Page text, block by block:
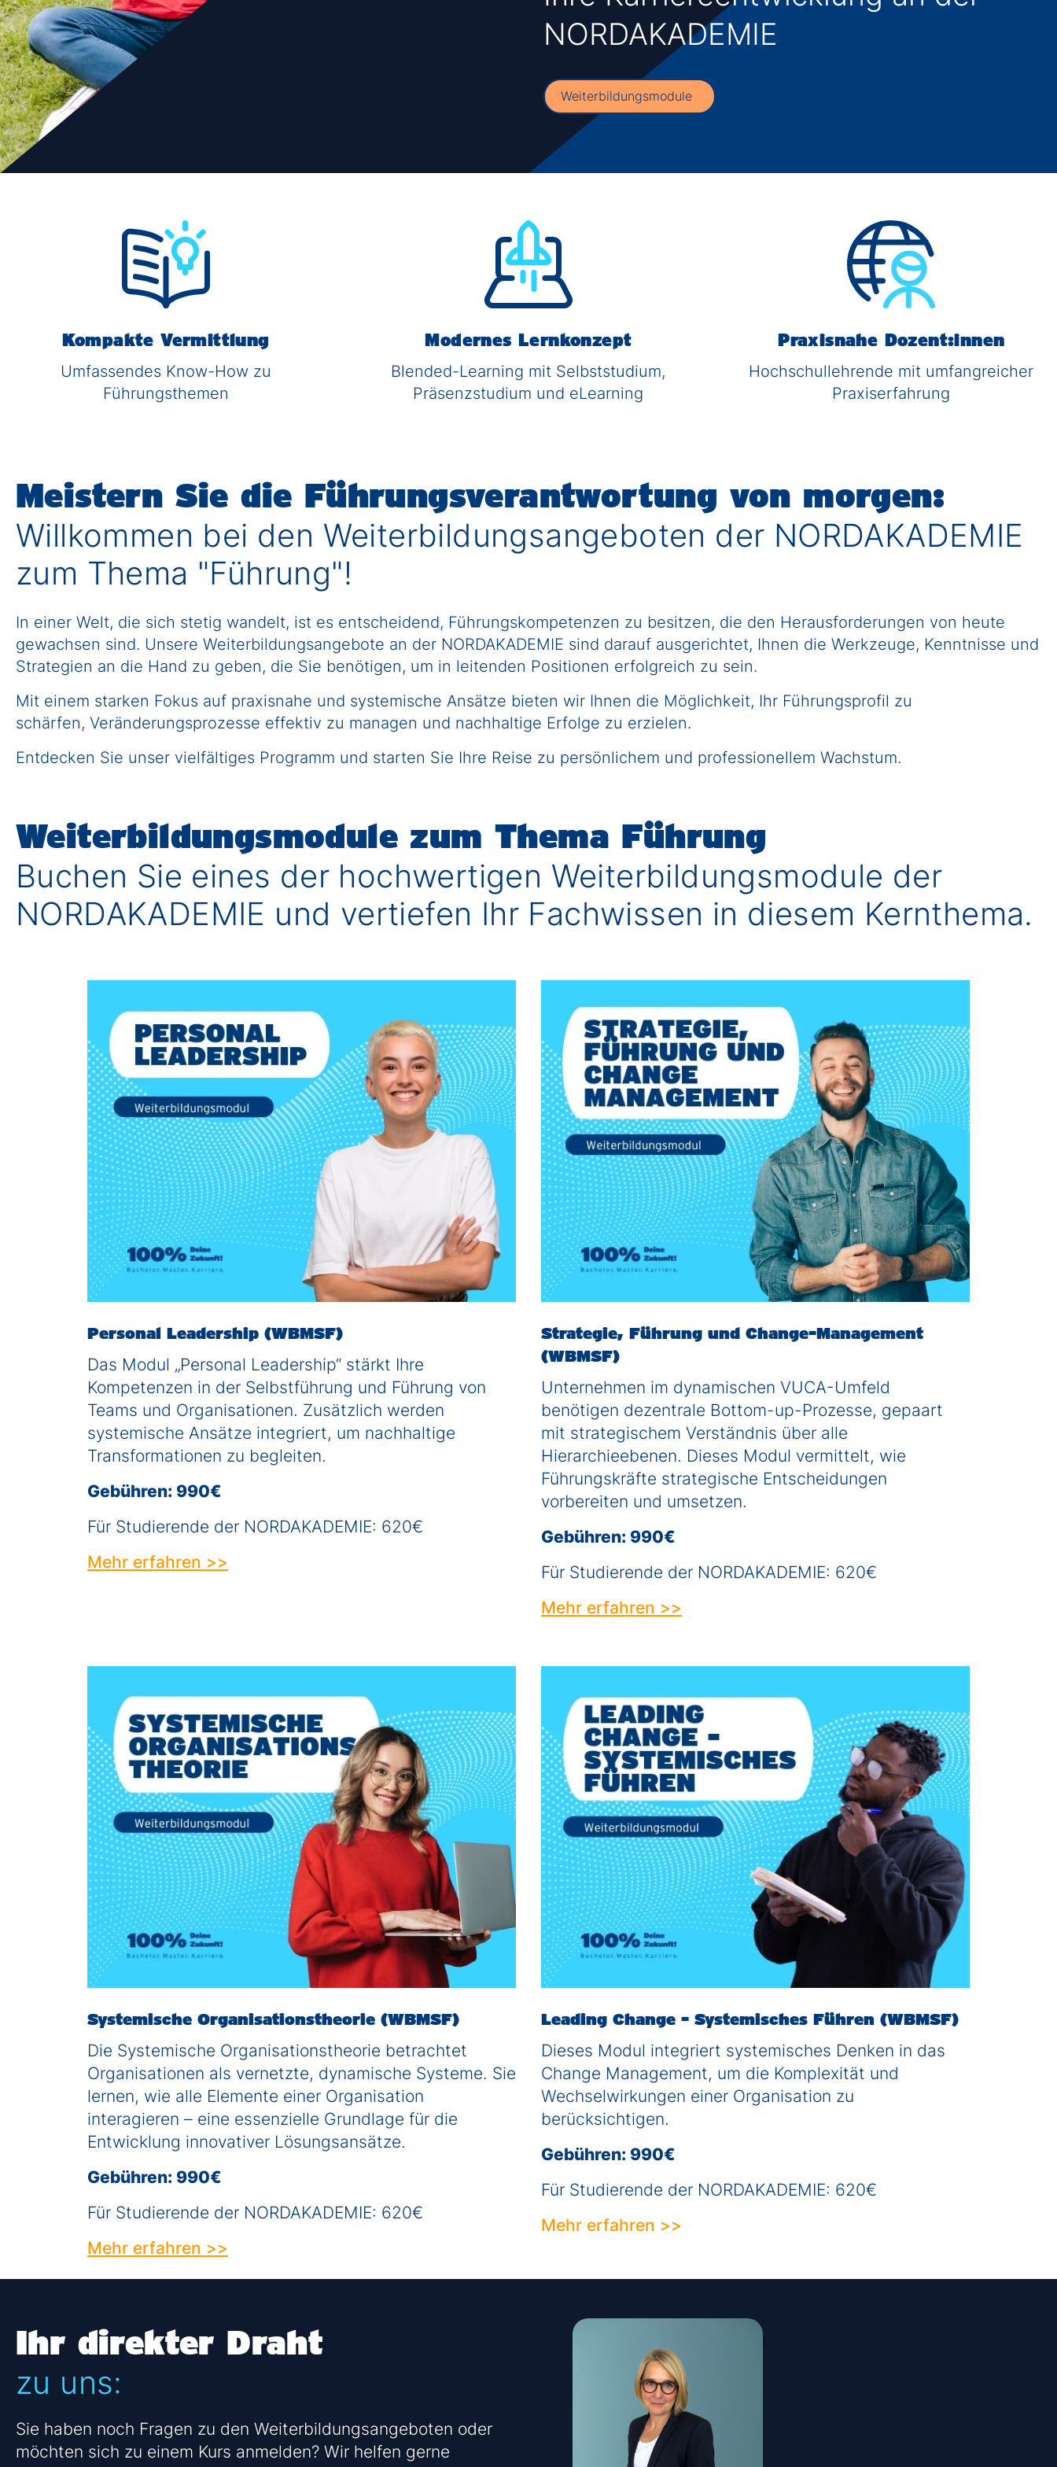
FAQs
Freie Studienplätze 2026
Freie Studienplätze 2027
Bewerbungprozess duales Studium
Master of Business Administration (MBA)
Ingenieurwissenschaften
Wirtschaftswissenschaften
NORDAKADEMIE
Weiterbildungsmodule
Kompakte Vermittlung
Umfassendes Know-How zu
Führungsthemen
Modernes Lernkonzept
Blended-Learning mit Selbststudium,
Präsenzstudium und eLearning
Praxisnahe Dozent:innen
Hochschullehrende mit umfangreicher
Praxiserfahrung
Meistern Sie die Führungsverantwortung von morgen:
Willkommen bei den Weiterbildungsangeboten der NORDAKADEMIE
zum Thema "Führung"!
In einer Welt, die sich stetig wandelt, ist es entscheidend, Führungskompetenzen zu besitzen, die den Herausforderungen von heute
gewachsen sind. Unsere Weiterbildungsangebote an der NORDAKADEMIE sind darauf ausgerichtet, Ihnen die Werkzeuge, Kenntnisse und
Strategien an die Hand zu geben, die Sie benötigen, um in leitenden Positionen erfolgreich zu sein.
Mit einem starken Fokus auf praxisnahe und systemische Ansätze bieten wir Ihnen die Möglichkeit, Ihr Führungsprofil zu
schärfen, Veränderungsprozesse effektiv zu managen und nachhaltige Erfolge zu erzielen.
Entdecken Sie unser vielfältiges Programm und starten Sie Ihre Reise zu persönlichem und professionellem Wachstum.
Weiterbildungsmodule zum Thema Führung
Buchen Sie eines der hochwertigen Weiterbildungsmodule der
NORDAKADEMIE und vertiefen Ihr Fachwissen in diesem Kernthema.
Personal Leadership (WBMSF)
Das Modul „Personal Leadership“ stärkt Ihre
Kompetenzen in der Selbstführung und Führung von
Teams und Organisationen. Zusätzlich werden
systemische Ansätze integriert, um nachhaltige
Transformationen zu begleiten.
Gebühren: 990€
Für Studierende der NORDAKADEMIE: 620€
Mehr erfahren >>
Strategie, Führung und Change-Management
(WBMSF)
Unternehmen im dynamischen VUCA-Umfeld
benötigen dezentrale Bottom-up-Prozesse, gepaart
mit strategischem Verständnis über alle
Hierarchieebenen. Dieses Modul vermittelt, wie
Führungskräfte strategische Entscheidungen
vorbereiten und umsetzen.
Gebühren: 990€
Für Studierende der NORDAKADEMIE: 620€
Mehr erfahren >>
Systemische Organisationstheorie (WBMSF)
Die Systemische Organisationstheorie betrachtet
Organisationen als vernetzte, dynamische Systeme. Sie
lernen, wie alle Elemente einer Organisation
interagieren – eine essenzielle Grundlage für die
Entwicklung innovativer Lösungsansätze.
Gebühren: 990€
Für Studierende der NORDAKADEMIE: 620€
Mehr erfahren >>
Leading Change - Systemisches Führen (WBMSF)
Dieses Modul integriert systemisches Denken in das
Change Management, um die Komplexität und
Wechselwirkungen einer Organisation zu
berücksichtigen.
Gebühren: 990€
Für Studierende der NORDAKADEMIE: 620€
Mehr erfahren >>
Ihr direkter Draht
zu uns:
Sie haben noch Fragen zu den Weiterbildungsangeboten oder
möchten sich zu einem Kurs anmelden? Wir helfen gerne